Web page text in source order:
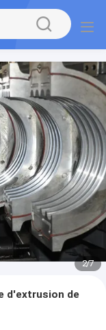
2/7
d'extrusion de